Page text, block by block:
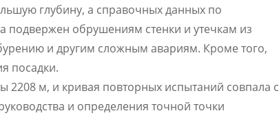
глубину, а справочных данных по
обрушениям стенки и утечкам из
и другим сложным авариям. Кроме того,
посадки.
2208 м, и кривая повторных испытаний совпала с
и определения точной точки